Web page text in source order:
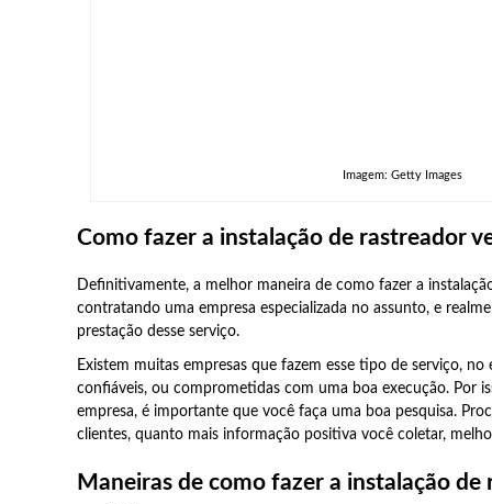
Imagem: Getty Images
Como fazer a instalação de rastreador
Definitivamente, a melhor maneira de como fazer a
contratando uma empresa especializada no assunto, e
prestação desse serviço.
Existem muitas empresas que fazem esse tipo de serviço,
confiáveis, ou comprometidas com uma boa execução. Por
empresa, é importante que você faça uma boa pesquisa.
clientes, quanto mais informação positiva você coletar,
Maneiras de como fazer a instalação